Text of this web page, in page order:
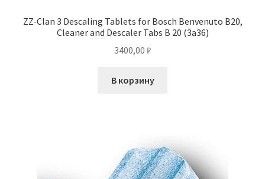
ZZ-Clan 3 Descaling Tablets for Bosch Benvenuto B20,
Cleaner and Descaler Tabs B 20 (3a36)
3400,00 ₽
В корзину